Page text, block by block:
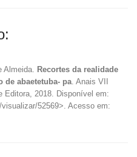
Almeida. Recortes da realidade
abaetetuba- pa . Anais VII
Editora, 2018. Disponível em:
52569>. Acesso em: